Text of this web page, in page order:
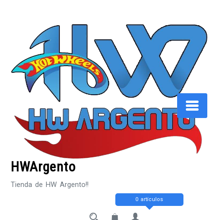
HWArgento
Tienda de HW Argento!!
0 artículos